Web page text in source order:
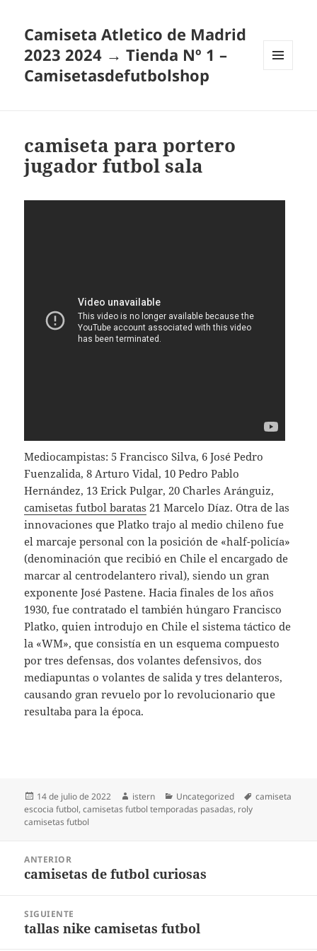
Camiseta Atletico de Madrid
2023 2024 → Tienda Nº 1 –
Camisetasdefutbolshop
camiseta para portero
jugador futbol sala
Mediocampistas: 5 Francisco Silva, 6 José Pedro
Fuenzalida, 8 Arturo Vidal, 10 Pedro Pablo
Hernández, 13 Erick Pulgar, 20 Charles Aránguiz,
camisetas futbol baratas 21 Marcelo Díaz. Otra de las
innovaciones que Platko trajo al medio chileno fue
el marcaje personal con la posición de «half-policía»
(denominación que recibió en Chile el encargado de
marcar al centrodelantero rival), siendo un gran
exponente José Pastene. Hacia finales de los años
1930, fue contratado el también húngaro Francisco
Platko, quien introdujo en Chile el sistema táctico de
la «WM», que consistía en un esquema compuesto
por tres defensas, dos volantes defensivos, dos
mediapuntas o volantes de salida y tres delanteros,
causando gran revuelo por lo revolucionario que
resultaba para la época.
Publicado
el
14 de julio de 2022 Autor
istern Categorías
Uncategorized Etiquetas
camiseta
escocia futbol,camisetas futbol temporadas pasadas, roly
camisetas futbol
entradas
ANTERIOR
Entrada
camisetas de futbol curiosas
SIGUIENTE
Entrada
tallas nike camisetas futbol